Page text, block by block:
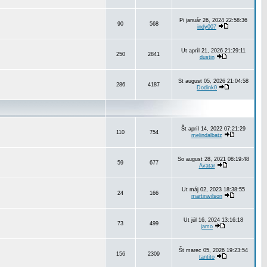
90 568
Pi január 26, 2024 22:58:36
indy007
250 2841
Ut apríl 21, 2026 21:29:11
dustin
286 4187
St august 05, 2026 21:04:58
Dodink0
110 754
Št apríl 14, 2022 07:21:29
melindalbatz
59 677
So august 28, 2021 08:19:48
Avatar
24 166
Ut máj 02, 2023 18:38:55
martinwilson
73 499
Ut júl 16, 2024 13:16:18
jamo
156 2309
Št marec 05, 2026 19:23:54
tantito